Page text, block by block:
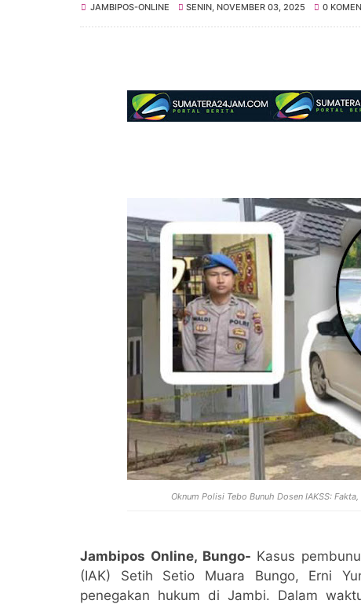
JAMBIPOS-ONLINE SENIN, NOVEMBER 03, 2025 0
Oknum Polisi Tebo Bunuh Dosen IAKSS:
Jambipos Online, Bungo- Kasus
(IAK) Setih Setio Muara Bungo, Erni
penegakan hukum di Jambi. Dalam